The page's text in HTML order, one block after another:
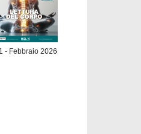
- Febbraio 2026